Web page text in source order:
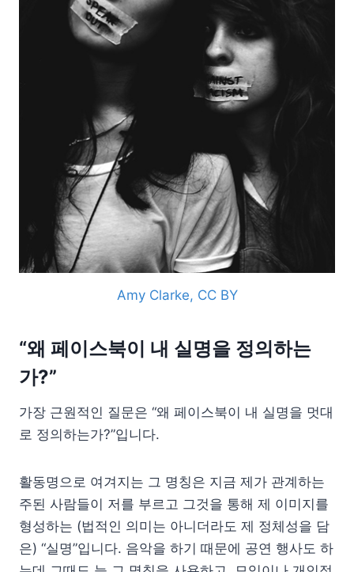
Amy Clarke, CC BY
“왜 페이스북이 내 실명을 정의하는
가?”
가장 근원적인 질문은 “왜 페이스북이 내 실명을 멋대
로 정의하는가?”입니다.
활동명으로 여겨지는 그 명칭은 지금 제가 관계하는
주된 사람들이 저를 부르고 그것을 통해 제 이미지를
형성하는 (법적인 의미는 아니더라도 제 정체성을 담
은) “실명”입니다. 음악을 하기 때문에 공연 행사도 하